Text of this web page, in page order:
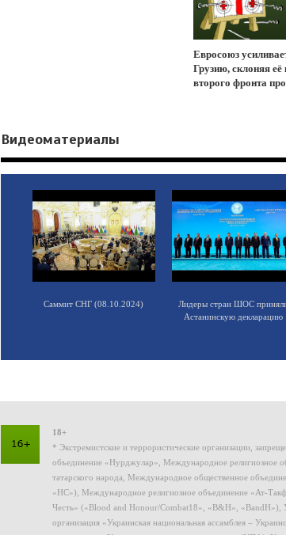
Евросоюз
Грузию, склоняя
второго фронта
Видеоматериалы
Саммит СНГ (08.10.2024)
Лидеры стран ШОС
Астанинскую декларацию
18+
* Экстремистские и террористические организации,
объединение «Нурджулар», Международное религиозное
татарского народа, Международное общественное
«НС»), Международное религиозное объединение «Ат-
Честь» («Blood and Honour/Combat18», «B&H», «BandH»),
организация «Украинская национальная ассамблея –